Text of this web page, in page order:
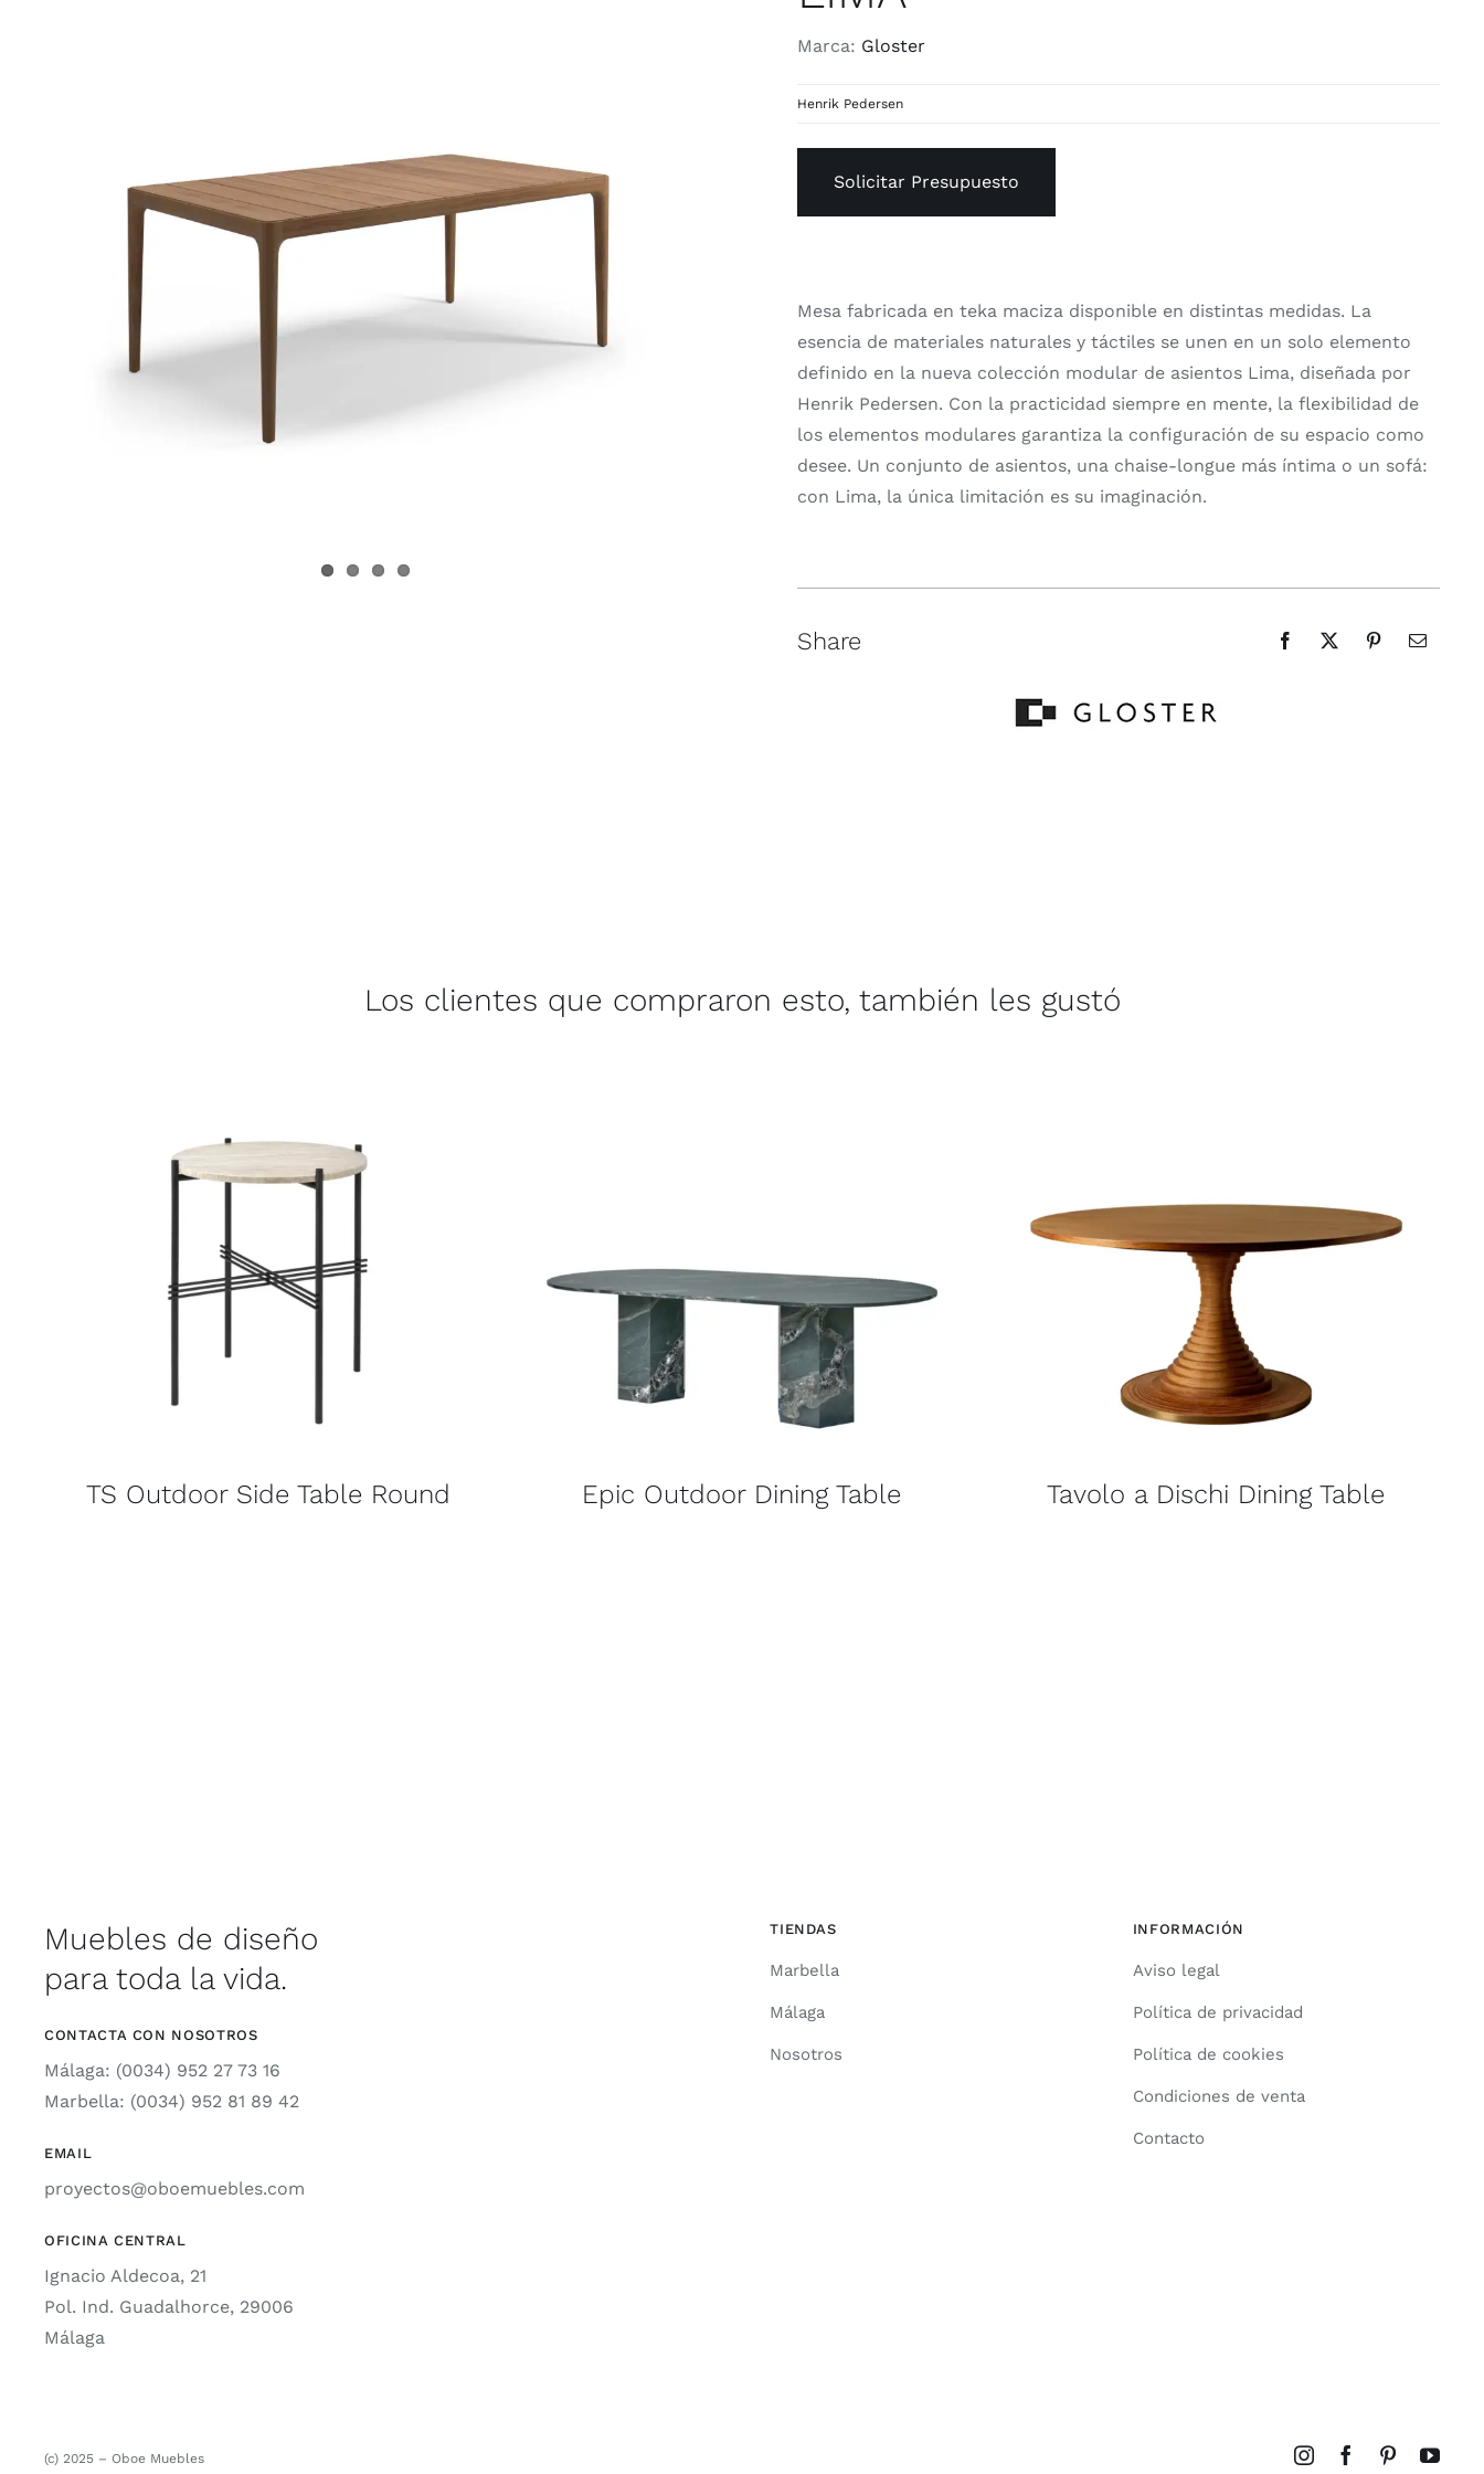
Marca: Gloster
Henrik Pedersen
Solicitar Presupuesto
Mesa fabricada en teka maciza disponible en distintas medidas. La
esencia de materiales naturales y táctiles se unen en un solo elemento
definido en la nueva colección modular de asientos Lima, diseñada por
Henrik Pedersen. Con la practicidad siempre en mente, la flexibilidad de
los elementos modulares garantiza la configuración de su espacio como
desee. Un conjunto de asientos, una chaise-longue más íntima o un sofá:
con Lima, la única limitación es su imaginación.
Share
Los clientes que compraron esto, también les gustó
TS Outdoor Side Table Round Epic Outdoor Dining Table Tavolo a Dischi Dining Table
Muebles de diseño
para toda la vida.
CONTACTA CON NOSOTROS
Málaga: (0034) 952 27 73 16
Marbella: (0034) 952 81 89 42
EMAIL
proyectos@oboemuebles.com
OFICINA CENTRAL
Ignacio Aldecoa, 21
Pol. Ind. Guadalhorce, 29006
Málaga
TIENDAS
Marbella
Málaga
Nosotros
INFORMACIÓN
Aviso legal
Política de privacidad
Política de cookies
Condiciones de venta
Contacto
(c) 2025 – Oboe Muebles